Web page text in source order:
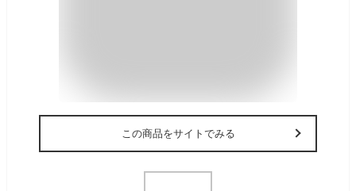
この商品をサイトでみる